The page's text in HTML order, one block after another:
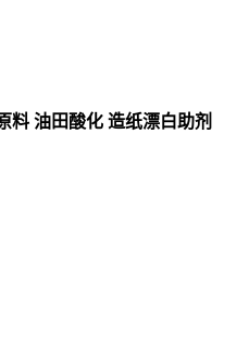
料 油田酸化 造纸漂白助剂